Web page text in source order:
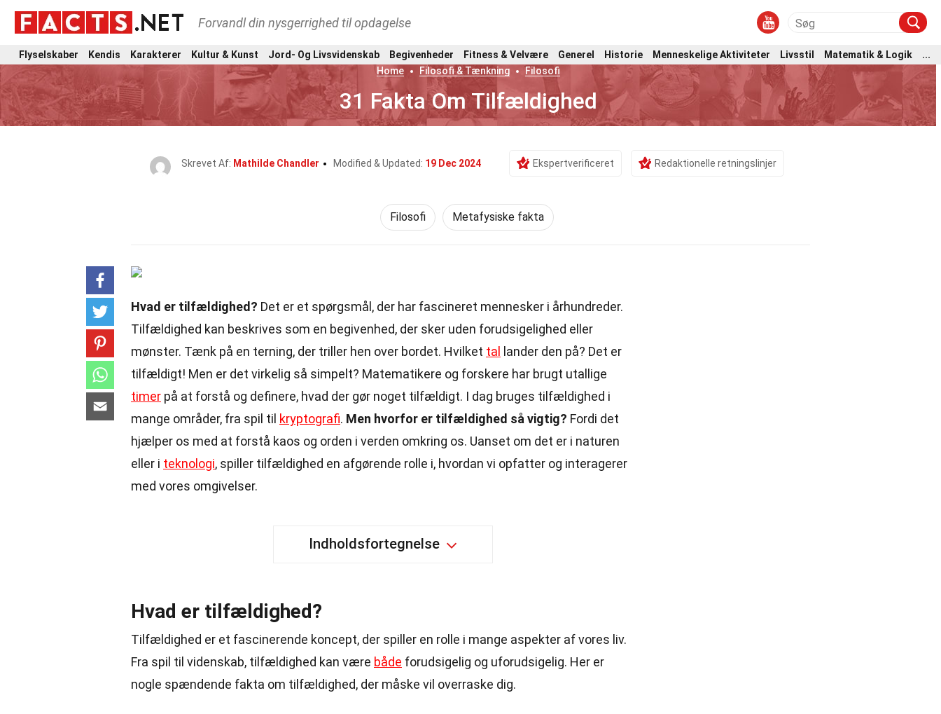
Forvandl din nysgerrighed til opdagelse
Flyselskaber Kendis Karakterer Kultur & Kunst Jord- Og Livsvidenskab Begivenheder Fitness & Velvære Generel Historie Menneskelige Aktiviteter Livsstil Matematik & Logik
...
Home
Filosofi & Tænkning Filosofi
31 Fakta Om Tilfældighed
Skrevet Af: Mathilde Chandler Modified & Updated: 19 Dec 2024 Ekspertverificeret Redaktionelle retningslinjer
Filosofi Metafysiske fakta
Hvad er tilfældighed? Det er et spørgsmål, der har fascineret mennesker i århundreder.
Tilfældighed kan beskrives som en begivenhed, der sker uden forudsigelighed eller
mønster. Tænk på en terning, der triller hen over bordet. Hvilket tal
lander den på? Det er
tilfældigt! Men er det virkelig så simpelt? Matematikere og forskere har brugt utallige
timer på at forstå og definere, hvad der gør noget tilfældigt. I dag bruges tilfældighed i
mange områder, fra spil til kryptografi. Men hvorfor er tilfældighed så vigtig? Fordi det
hjælper os med at forstå kaos og orden i verden omkring os. Uanset om det er i naturen
eller i teknologi, spiller tilfældighed en afgørende rolle i, hvordan vi opfatter og interagerer
med vores omgivelser.
Indholdsfortegnelse
Hvad er tilfældighed?
Tilfældighed er et fascinerende koncept, der spiller en rolle i mange aspekter af vores liv.
Fra spil til videnskab, tilfældighed kan være både forudsigelig og uforudsigelig. Her er
nogle spændende fakta om tilfældighed, der måske vil overraske dig.